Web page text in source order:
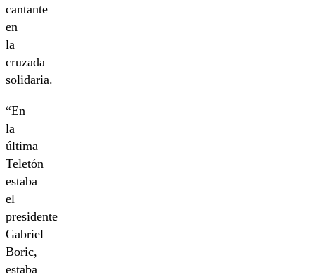
cantante
en
la
cruzada
solidaria.
“En
la
última
Teletón
estaba
el
presidente
Gabriel
Boric,
estaba